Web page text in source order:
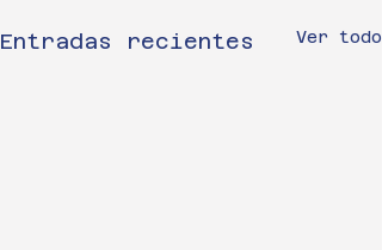
Entradas recientes Ver todo